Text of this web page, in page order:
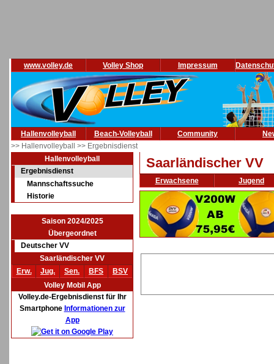
www.volley.de Volley Shop Impressum
Hallenvolleyball Beach-Volleyball Community
>> Hallenvolleyball >> Ergebnisdienst
Hallenvolleyball
Ergebnisdienst
Mannschaftssuche
Historie
Saison 2024/2025
Übergeordnet
Deutscher VV
Saarländischer VV
Erw.
Jug. Sen. BFS
BSV
Volley Mobil App
Volley.de-Ergebnisdienst für Ihr
Smartphone Informationen zur
App
Saarländischer VV
Erwachsene Jugend